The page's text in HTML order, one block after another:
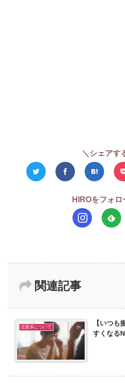
＼シェアす
HIROをフォロ
関連記事
恋愛系について
【いつも
すくなる